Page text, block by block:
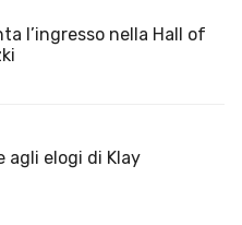
l’ingresso nella Hall of
agli elogi di Klay